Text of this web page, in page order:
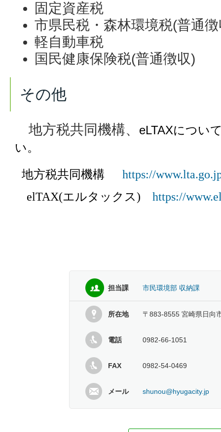
固定資産税
市県民税・森林環境税(普通
軽自動車税
国民健康保険税(普通徴収)
その他
地方税共同機構、
eLTAXについ
い。
地方税共同機構
https://
elTAX(エルタックス) https://
担当課 市民環境部 収納課
所在地 〒883-8555 宮崎県日向
電話 0982-66-1051
FAX 0982-54-0469
メール shunou@hyugacity.jp